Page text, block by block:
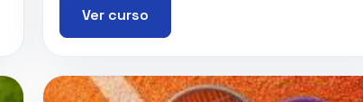
Ver curso